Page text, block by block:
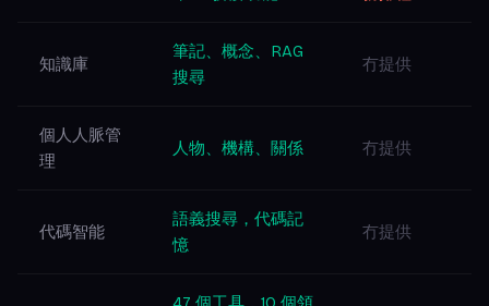
知識庫
筆記、概念、RAG
搜尋
冇提供
個人人脈管
理
人物、機構、關係 冇提供
代碼智能
語義搜尋，代碼記
憶
冇提供